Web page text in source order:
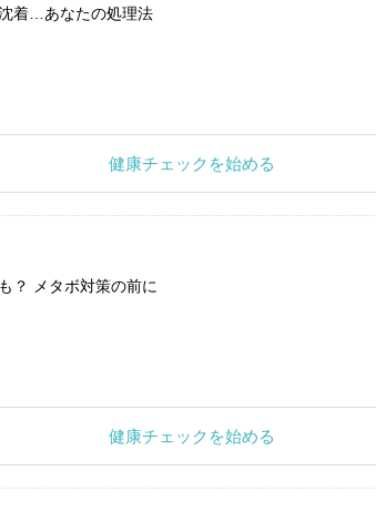
着…あなたの処理法
健康チェックを始める
？ メタボ対策の前に
健康チェックを始める